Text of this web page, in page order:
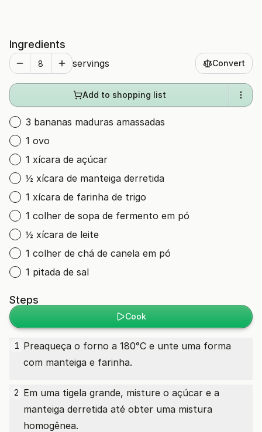
Ingredients
servings Convert
Add to shopping list
3 bananas maduras amassadas
1 ovo
1 xícara de açúcar
½ xícara de manteiga derretida
1 xícara de farinha de trigo
1 colher de sopa de fermento em pó
½ xícara de leite
1 colher de chá de canela em pó
1 pitada de sal
Steps
Cook
1 Preaqueça o forno a 180°C e unte uma forma
com manteiga e farinha.
2 Em uma tigela grande, misture o açúcar e a
manteiga derretida até obter uma mistura
homogênea.